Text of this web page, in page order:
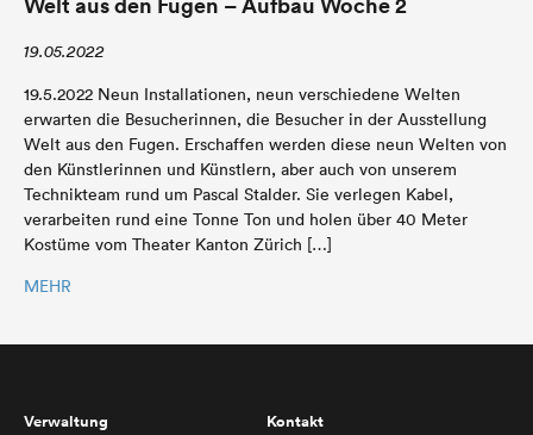
19.05.2022
19.5.2022 Neun Installationen, neun verschiedene Welten
erwarten die Besucherinnen, die Besucher in der Ausstellung
Welt aus den Fugen. Erschaffen werden diese neun Welten von
den Künstlerinnen und Künstlern, aber auch von unserem
Technikteam rund um Pascal Stalder. Sie verlegen Kabel,
verarbeiten rund eine Tonne Ton und holen über 40 Meter
Kostüme vom Theater Kanton Zürich […]
MEHR
Verwaltung Kontakt